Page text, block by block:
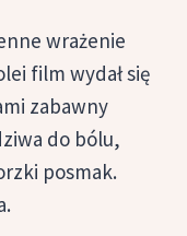
wrażenie
film wydał się
zabawny
do bólu,
posmak.